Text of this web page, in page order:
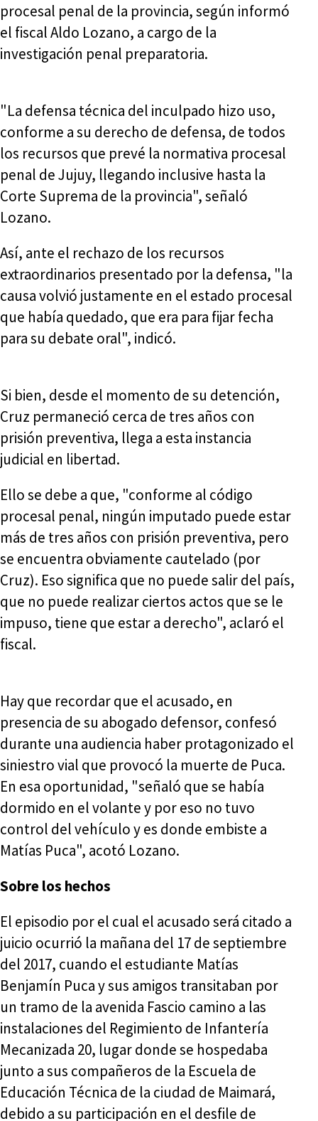
procesal penal de la provincia, según informó
el fiscal Aldo Lozano, a cargo de la
investigación penal preparatoria.
"La defensa técnica del inculpado hizo uso,
conforme a su derecho de defensa, de todos
los recursos que prevé la normativa procesal
penal de Jujuy, llegando inclusive hasta la
Corte Suprema de la provincia", señaló
Lozano.
Así, ante el rechazo de los recursos
extraordinarios presentado por la defensa, "la
causa volvió justamente en el estado procesal
que había quedado, que era para fijar fecha
para su debate oral", indicó.
Si bien, desde el momento de su detención,
Cruz permaneció cerca de tres años con
prisión preventiva, llega a esta instancia
judicial en libertad.
Ello se debe a que, "conforme al código
procesal penal, ningún imputado puede estar
más de tres años con prisión preventiva, pero
se encuentra obviamente cautelado (por
Cruz). Eso significa que no puede salir del país,
que no puede realizar ciertos actos que se le
impuso, tiene que estar a derecho", aclaró el
fiscal.
Hay que recordar que el acusado, en
presencia de su abogado defensor, confesó
durante una audiencia haber protagonizado el
siniestro vial que provocó la muerte de Puca.
En esa oportunidad, "señaló que se había
dormido en el volante y por eso no tuvo
control del vehículo y es donde embiste a
Matías Puca", acotó Lozano.
Sobre los hechos
El episodio por el cual el acusado será citado a
juicio ocurrió la mañana del 17 de septiembre
del 2017, cuando el estudiante Matías
Benjamín Puca y sus amigos transitaban por
un tramo de la avenida Fascio camino a las
instalaciones del Regimiento de Infantería
Mecanizada 20, lugar donde se hospedaba
junto a sus compañeros de la Escuela de
Educación Técnica de la ciudad de Maimará,
debido a su participación en el desfile de